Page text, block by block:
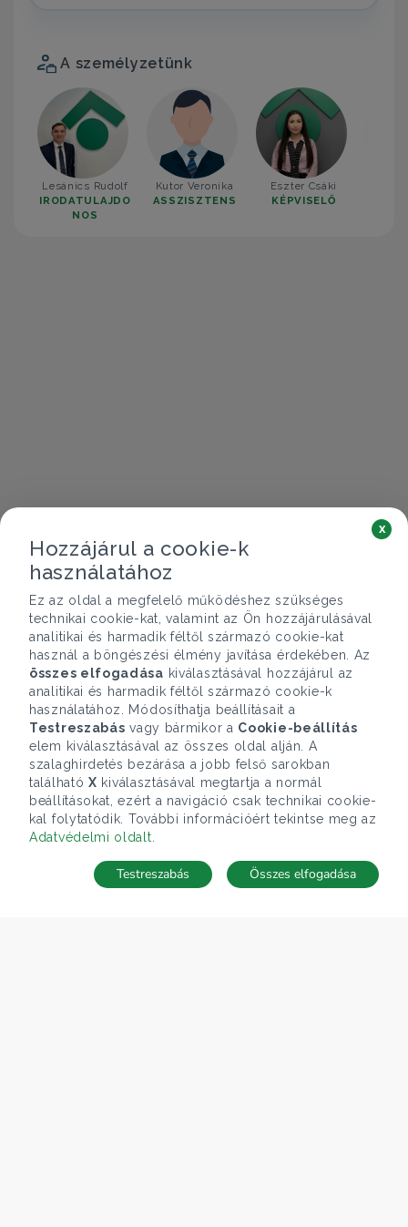
A személyzetünk
Lesánics Rudolf
IRODATULAJDO
NOS
Kutor Veronika
ASSZISZTENS
Eszter Csáki
KÉPVISELŐ
Telefonhívás Kapcsolat
Hozzájárul a cookie-k
használatához
Ez az oldal a megfelelő működéshez szükséges
technikai cookie-kat, valamint az Ön hozzájárulásával
analitikai és harmadik féltől származó cookie-kat
használ a böngészési élmény javítása érdekében. Az
összes elfogadása kiválasztásával hozzájárul az
analitikai és harmadik féltől származó cookie-k
használatához. Módosíthatja beállításait a
Testreszabás vagy bármikor a Cookie-beállítás
elem kiválasztásával az összes oldal alján. A
szalaghirdetés bezárása a jobb felső sarokban
található X kiválasztásával megtartja a normál
beállításokat, ezért a navigáció csak technikai cookie-
kal folytatódik. További információért tekintse meg az
Adatvédelmi oldalt
x
Összes elfogadása
Testreszabás